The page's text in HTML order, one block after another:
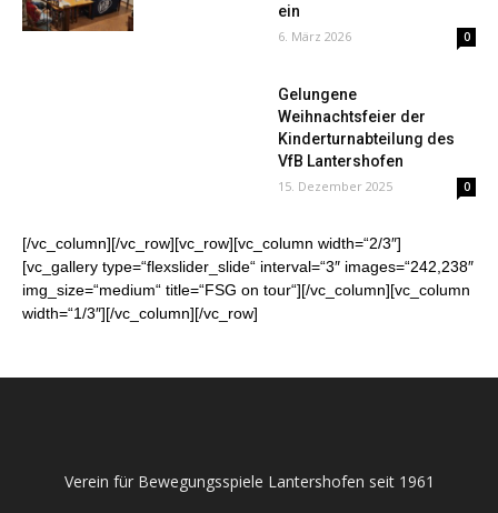
ein
6. März 2026 0
Gelungene
Weihnachtsfeier der
Kinderturnabteilung des
VfB Lantershofen
15. Dezember 2025 0
[/vc_column][/vc_row][vc_row][vc_column width=“2/3″]
[vc_gallery type=“flexslider_slide“ interval=“3″ images=“242,238″
img_size=“medium“ title=“FSG on tour“][/vc_column][vc_column
width=“1/3″][/vc_column][/vc_row]
Verein für Bewegungsspiele Lantershofen seit 1961